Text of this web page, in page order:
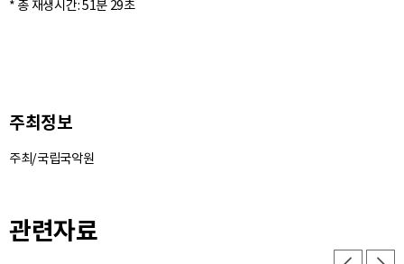
* 총 재생시간: 51분 29초
주최정보
주최/국립국악원
관련자료